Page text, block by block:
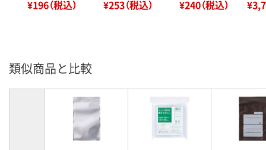
¥196（税込） ¥253（税込） ¥240（税込）
類似商品と比較